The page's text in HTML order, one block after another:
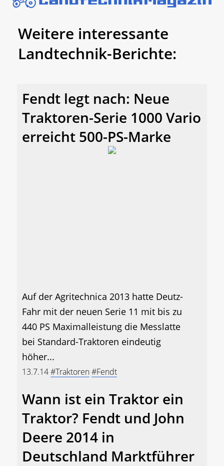
Weitere interessante
Landtechnik-Berichte:
Fendt legt nach: Neue
Traktoren-Serie 1000 Vario
erreicht 500-PS-Marke
Auf der Agritechnica 2013 hatte Deutz-
Fahr mit der neuen Serie 11 mit bis zu
440 PS Maximalleistung die Messlatte
bei Standard-Traktoren eindeutig
höher...
13.7.14#Traktoren#Fendt
Wann ist ein Traktor ein
Traktor? Fendt und John
Deere 2014 in
Deutschland Marktführer